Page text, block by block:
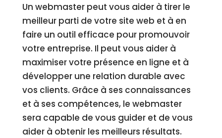
Un webmaster peut vous aider à tirer le
meilleur parti de votre site web et à en
faire un outil efficace pour promouvoir
votre entreprise. Il peut vous aider à
maximiser votre présence en ligne et à
développer une relation durable avec
vos clients. Grâce à ses connaissances
et à ses compétences, le webmaster
sera capable de vous guider et de vous
aider à obtenir les meilleurs résultats.